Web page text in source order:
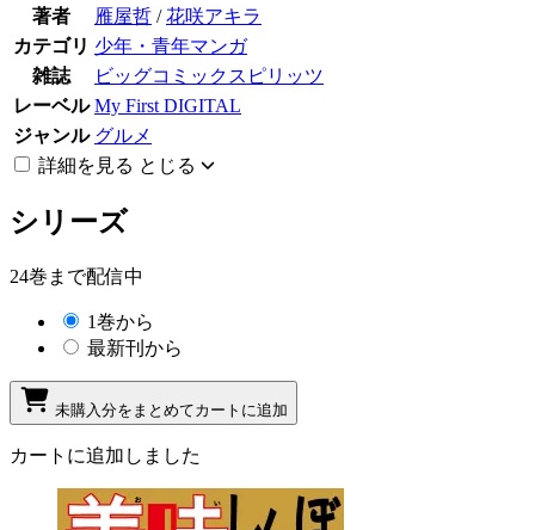
著者 雁屋哲 /花咲アキラ
カテゴリ 少年・青年マンガ
雑誌
ビッグコミックスピリッツ
レーベル My First DIGITAL
ジャンル グルメ
詳細を見る とじる
シリーズ
24巻まで配信中
1巻から
最新刊から
未購入分をまとめてカートに追加
カートに追加しました